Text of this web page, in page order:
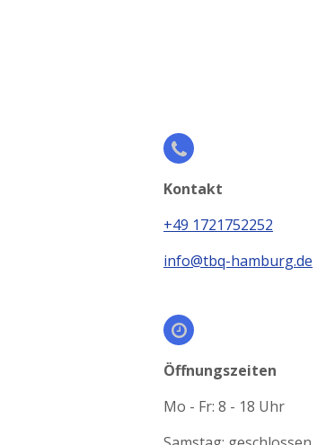
Kontakt
+49 1721752252
info@tbq-hamburg.de
Öffnungszeiten
Mo - Fr: 8 - 18 Uhr